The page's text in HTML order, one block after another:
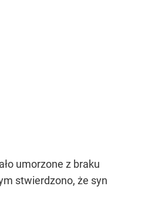
umorzone z braku
stwierdzono, że syn